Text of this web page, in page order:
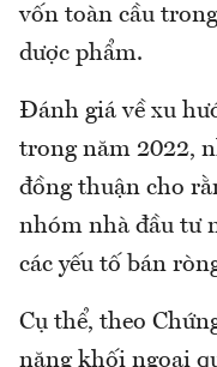
vốn toàn cầu
dược phẩm.
Đánh giá về xu
trong năm 2022,
đồng thuận cho
nhóm nhà đầu tư
các yếu tố bán
Cụ thể, theo
năng khối ngoại